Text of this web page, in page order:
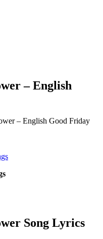
– English
– English Good Friday
Song Lyrics